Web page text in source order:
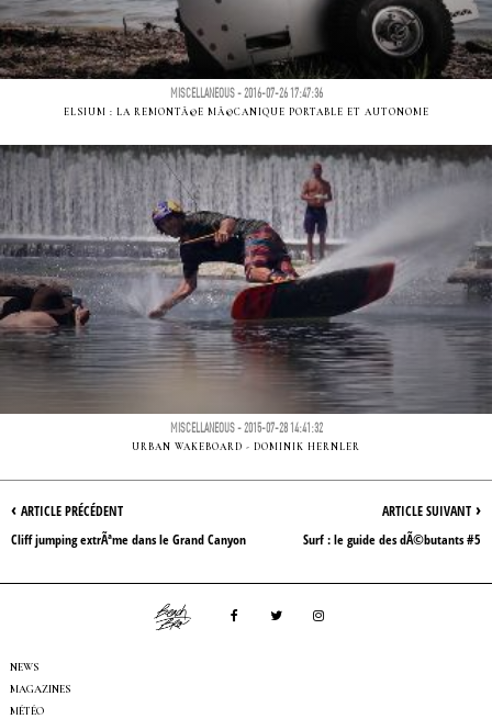
MISCELLANEOUS - 2016-07-26 17:47:36
ELSIUM : LA REMONTÃ©E MÃ©CANIQUE PORTABLE ET AUTONOME
MISCELLANEOUS - 2015-07-28 14:41:32
URBAN WAKEBOARD - DOMINIK HERNLER
ARTICLE SUIVANT ›
Surf : le guide des dÃ©butants #5
‹ ARTICLE PRÉCÉDENT
Cliff jumping extrÃªme dans le Grand Canyon
NEWS
MAGAZINES
MÉTÉO